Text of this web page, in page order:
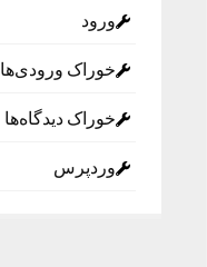
ورود
خوراک ورودی‌ها
خوراک دیدگاه‌ها
وردپرس